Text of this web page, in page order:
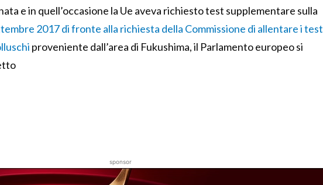
e in quell’occasione la Ue aveva richiesto test supplementare sulla
2017 di fronte alla richiesta della Commissione di allentare i test
proveniente dall’area di Fukushima, il Parlamento europeo si
sponsor